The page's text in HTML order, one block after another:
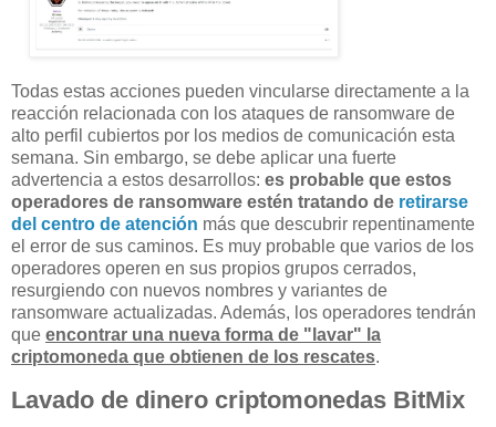
Todas estas acciones pueden vincularse directamente a la
reacción relacionada con los ataques de ransomware de
alto perfil cubiertos por los medios de comunicación esta
semana. Sin embargo, se debe aplicar una fuerte
advertencia a estos desarrollos: es probable que estos
operadores de ransomware estén tratando de retirarse
del centro de atención más que descubrir repentinamente
el error de sus caminos. Es muy probable que varios de los
operadores operen en sus propios grupos cerrados,
resurgiendo con nuevos nombres y variantes de
ransomware actualizadas. Además, los operadores tendrán
que encontrar una nueva forma de "lavar" la
criptomoneda que obtienen de los rescates.
Lavado de dinero criptomonedas BitMix